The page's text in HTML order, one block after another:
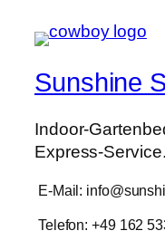
Sunshine
Indoor-
Express-Service.
E-Mail:
Telefon: +49 162